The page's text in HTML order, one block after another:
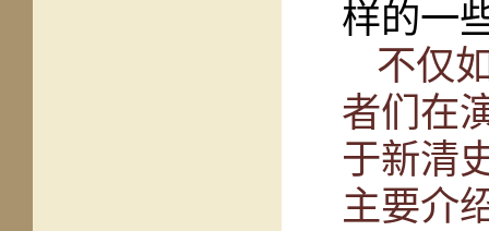
样的一
不仅
者们在
于新清
主要介